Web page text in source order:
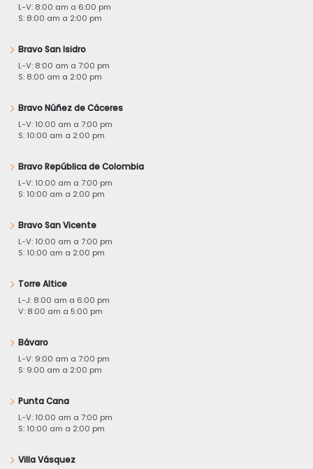
L-V: 8:00 am a 6:00 pm
S: 8:00 am a 2:00 pm
Bravo San Isidro
L-V: 8:00 am a 7:00 pm
S: 8:00 am a 2:00 pm
Bravo Núñez de Cáceres
L-V: 10:00 am a 7:00 pm
S: 10:00 am a 2:00 pm
Bravo República de Colombia
L-V: 10:00 am a 7:00 pm
S: 10:00 am a 2:00 pm
Bravo San Vicente
L-V: 10:00 am a 7:00 pm
S: 10:00 am a 2:00 pm
Torre Altice
L-J: 8:00 am a 6:00 pm
V: 8:00 am a 5:00 pm
Bávaro
L-V: 9:00 am a 7:00 pm
S: 9:00 am a 2:00 pm
Punta Cana
L-V: 10:00 am a 7:00 pm
S: 10:00 am a 2:00 pm
Villa Vásquez